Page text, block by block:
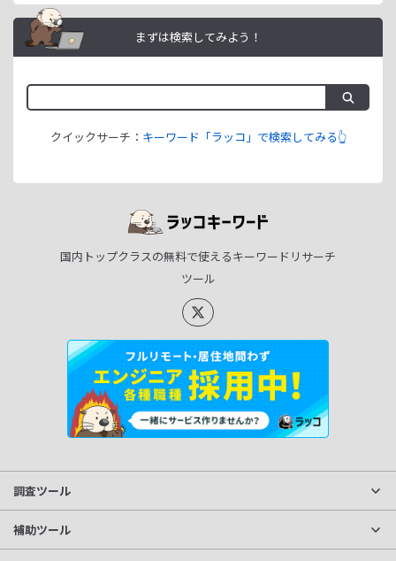
まずは検索してみよう！
クイックサーチ： キーワード「ラッコ」で検索してみる👆
国内トップクラスの無料で使えるキーワードリサーチ
ツール
調査ツール
サイト分析
補助ツール